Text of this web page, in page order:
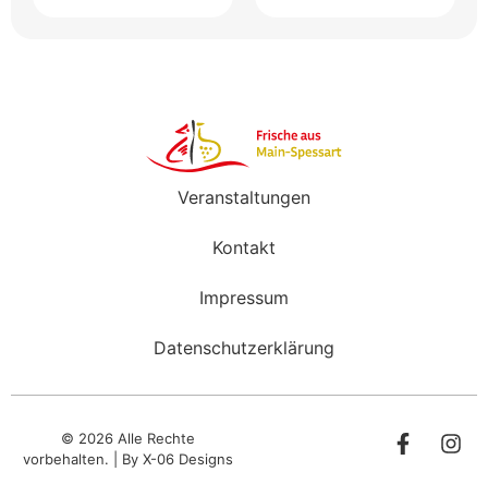
Veranstaltungen
Kontakt
Impressum
Datenschutzerklärung
© 2026 Alle Rechte
vorbehalten. | By X-06 Designs